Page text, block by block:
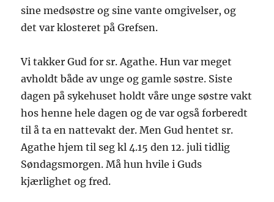
sine medsøstre og sine vante omgivelser, og
det var klosteret på Grefsen.
Vi takker Gud for sr. Agathe. Hun var meget
avholdt både av unge og gamle søstre. Siste
dagen på sykehuset holdt våre unge søstre vakt
hos henne hele dagen og de var også forberedt
til å ta en nattevakt der. Men Gud hentet sr.
Agathe hjem til seg kl 4.15 den 12. juli tidlig
Søndagsmorgen. Må hun hvile i Guds
kjærlighet og fred.